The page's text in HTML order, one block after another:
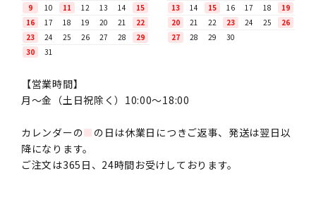
9
10 11 12 13 14
15
16
17 18 19 20 21
22
23
24 25 26 27 28
29
30
31
13
14 15 16 17 18
19
20
21 22 23 24 25
26
27
28 29 30
【営業時間】
月〜金（土日祝除く）10:00～18:00
カレンダーの■ の日は休業日につきご返事、発送は翌日以
降になります。
ご注文は365日、24時間お受けしております。